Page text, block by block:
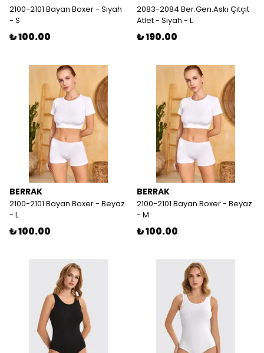
2100-2101 Bayan Boxer - Siyah
- S
₺ 100.00
2083-2084 Ber.Gen.Askı Çıtçıt
Atlet - Siyah - L
₺ 190.00
BERRAK
2100-2101 Bayan Boxer - Beyaz
- L
₺ 100.00
BERRAK
2100-2101 Bayan Boxer - Beyaz
- M
₺ 100.00